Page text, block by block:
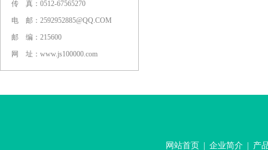
传 真：0512-67565270
电 邮：2592952885@QQ.COM
邮 编：215600
网 址：www.js100000.com
网站首页 企业简介 产